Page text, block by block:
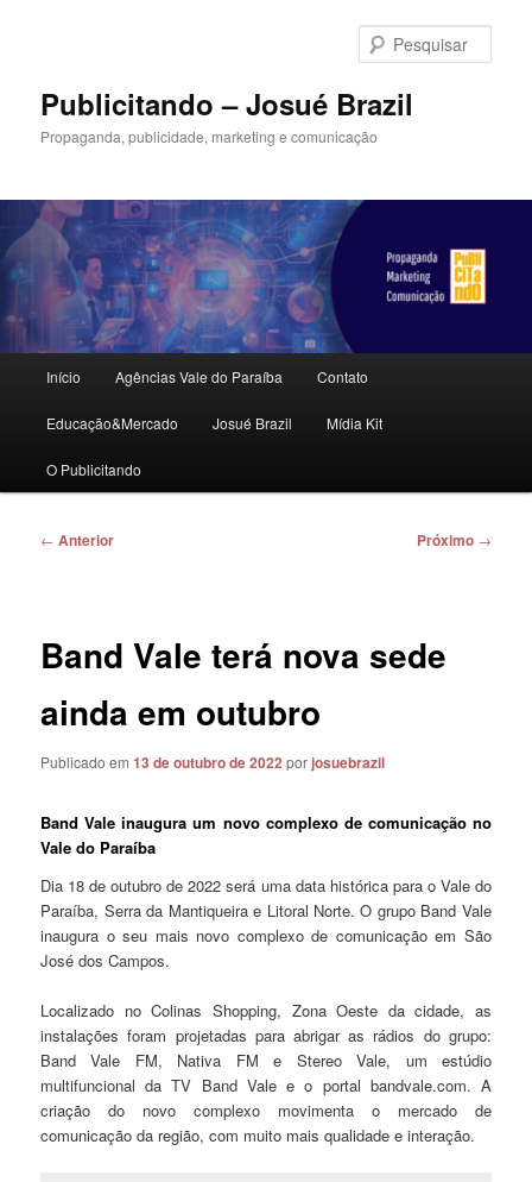
principalPublicitando – Josué Brazil
Propaganda, publicidade, marketing e comunicação
principal
Início Agências Vale do Paraíba Contato
Educação&Mercado Josué Brazil Mídia Kit
O Publicitando
Navegação
← Anterior Próximo →
Band Vale terá nova sede
ainda em outubro
Publicado em13 de outubro de 2022 porjosuebrazil
Band Vale inaugura um novo complexo de comunicação no
Vale do Paraíba
Dia 18 de outubro de 2022 será uma data histórica para o Vale do
Paraíba, Serra da Mantiqueira e Litoral Norte. O grupo Band Vale
inaugura o seu mais novo complexo de comunicação em São
José dos Campos.
Localizado no Colinas Shopping, Zona Oeste da cidade, as
instalações foram projetadas para abrigar as rádios do grupo:
Band Vale FM, Nativa FM e Stereo Vale, um estúdio
multifuncional da TV Band Vale e o portal bandvale.com. A
criação do novo complexo movimenta o mercado de
comunicação da região, com muito mais qualidade e interação.